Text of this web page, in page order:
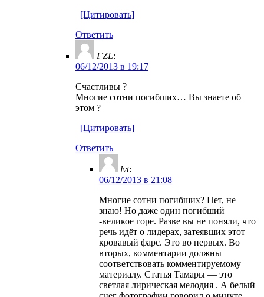
[Цитировать]
Ответить
FZL:
06/12/2013 в 19:17
Счастливы ?
Многие сотни погибших… Вы знаете об
этом ?
[Цитировать]
Ответить
lvt:
06/12/2013 в 21:08
Многие сотни погибших? Нет, не
знаю! Но даже один погибший
-великое горе. Разве вы не поняли, что
речь идёт о лидерах, затеявших этот
кровавый фарс. Это во первых. Во
вторых, комментарии должны
соответствовать комментируемому
материалу. Статья Тамары — это
светлая лирическая мелодия . А белый